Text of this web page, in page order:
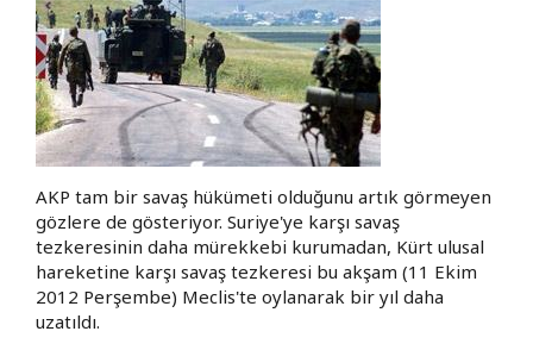
AKP tam bir savaş hükümeti olduğunu artık görmeyen
gözlere de gösteriyor. Suriye'ye karşı savaş
tezkeresinin daha mürekkebi kurumadan, Kürt ulusal
hareketine karşı savaş tezkeresi bu akşam (11 Ekim
2012 Perşembe) Meclis'te oylanarak bir yıl daha
uzatıldı.